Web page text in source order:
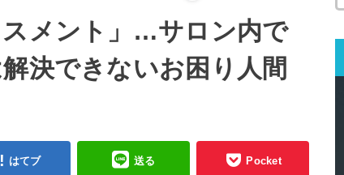
スメント」…サロン内で
決できないお困り人間
はてブ 送る Pocket